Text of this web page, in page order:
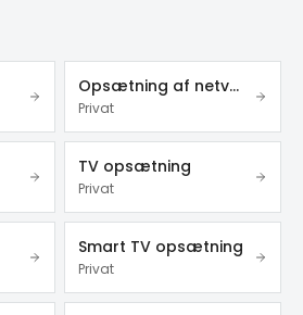
Opsætning af netværk
Privat
TV opsætning
Privat
Smart TV opsætning
Privat